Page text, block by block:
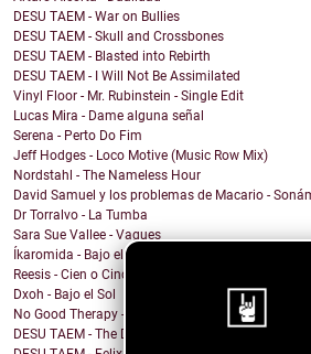
DESU TAEM - War on Bullies
DESU TAEM - Skull and Crossbones
DESU TAEM - Blasted into Rebirth
DESU TAEM - I Will Not Be Assimilated
Vinyl Floor - Mr. Rubinstein - Single Edit
Lucas Mira - Dame alguna señal
Serena - Perto Do Fim
Jeff Hodges - Loco Motive (Music Row Mix)
Nordstahl - The Nameless Hour
David Samuel y los problemas de Macario -
Dr Torralvo - La Tumba
Sara Sue Vallee - Vagues
Íkaromida - Bajo el sol
Reesis - Cien o Cinco
Dxoh - Bajo el Sol
No Good Therapy - NO MAS
DESU TAEM - The Deceiver